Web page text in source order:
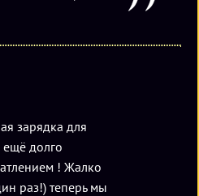
зарядка для
ещё долго
! Жалко
раз!) теперь мы